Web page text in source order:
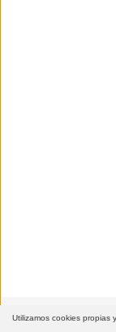
Utilizamos cookies propias